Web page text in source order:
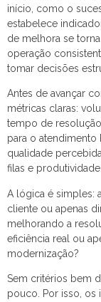
início, como o
estabelece
de melhora se
operação
tomar decisões
Antes de avançar
métricas claras:
tempo de
para o
qualidade
filas e produtividade.
A lógica é simples:
cliente ou apenas
melhorando a
eficiência real ou
modernização?
Sem critérios bem
pouco. Por isso, os